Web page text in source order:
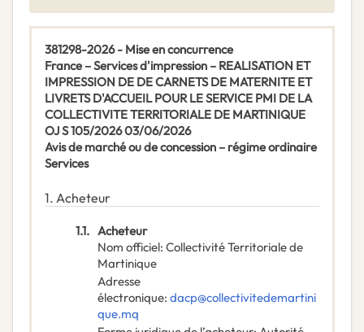
381298-2026 - Mise en concurrence
France – Services d'impression – REALISATION ET
IMPRESSION DE DE CARNETS DE MATERNITE ET
LIVRETS D'ACCUEIL POUR LE SERVICE PMI DE LA
COLLECTIVITE TERRITORIALE DE MARTINIQUE
OJ S 105/2026 03/06/2026
Avis de marché ou de concession – régime ordinaire
Services
1. Acheteur
1.1. Acheteur
Nom officiel: Collectivité Territoriale de
Martinique
Adresse
électronique: dacp@collectivitedemartini
que.mq